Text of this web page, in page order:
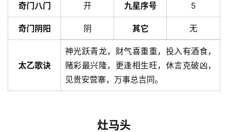
奇门八门 开 九星序号 5
奇门阴阳 阴 其它 无
太乙歌诀
神光跃青龙，财气喜重重，投入有酒食，
赌彩最兴隆，更逢相生旺，休言克破凶，
见贵安营寨，万事总吉同。
灶马头